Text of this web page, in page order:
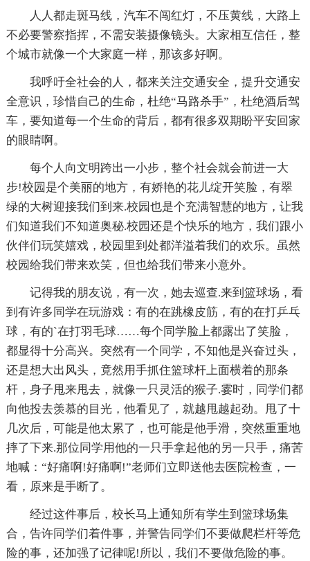
人人都走斑马线，汽车不闯红灯，不压黄线，大路上
不必要警察指挥，不需安装摄像镜头。大家相互信任，整
个城市就像一个大家庭一样，那该多好啊。
我呼吁全社会的人，都来关注交通安全，提升交通安
全意识，珍惜自己的生命，杜绝“马路杀手”，杜绝酒后驾
车，要知道每一个生命的背后，都有很多双期盼平安回家
的眼睛啊。
每个人向文明跨出一小步，整个社会就会前进一大
步!校园是个美丽的地方，有娇艳的花儿绽开笑脸，有翠
绿的大树迎接我们到来.校园也是个充满智慧的地方，让我
们知道我们不知道奥秘.校园还是个快乐的地方，我们跟小
伙伴们玩笑嬉戏，校园里到处都洋溢着我们的欢乐。虽然
校园给我们带来欢笑，但也给我们带来小意外。
记得我的朋友说，有一次，她去巡查.来到篮球场，看
到有许多同学在玩游戏：有的在跳橡皮筋，有的在打乒乓
球，有的`在打羽毛球……每个同学脸上都露出了笑脸，
都显得十分高兴。突然有一个同学，不知他是兴奋过头，
还是想大出风头，竟然用手抓住篮球杆上面横着的那条
杆，身子甩来甩去，就像一只灵活的猴子.霎时，同学们都
向他投去羡慕的目光，他看见了，就越甩越起劲。甩了十
几次后，可能是他太累了，也可能是他手滑，突然重重地
摔了下来.那位同学用他的一只手拿起他的另一只手，痛苦
地喊：“好痛啊!好痛啊!”老师们立即送他去医院检查，一
看，原来是手断了。
经过这件事后，校长马上通知所有学生到篮球场集
合，告许同学们着件事，并警告同学们不要做爬栏杆等危
险的事，还加强了记律呢!所以，我们不要做危险的事。